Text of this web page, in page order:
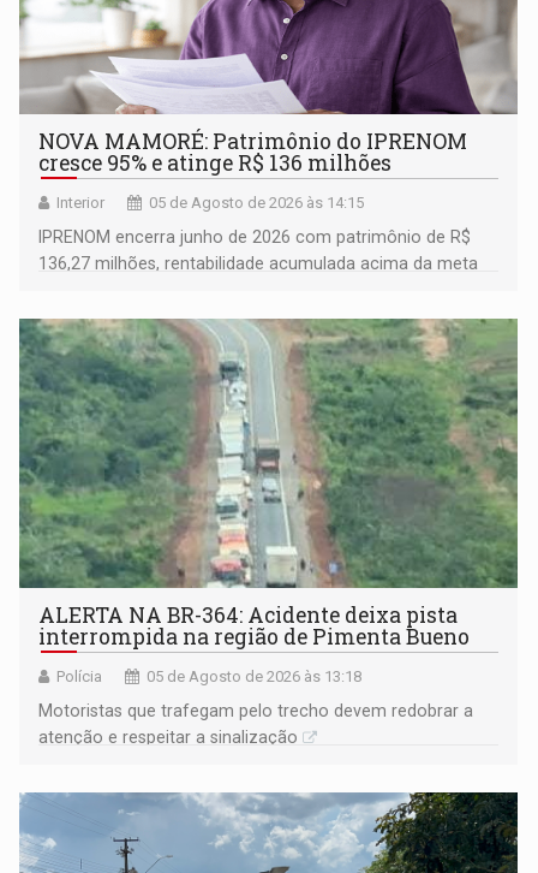
NOVA MAMORÉ: Patrimônio do IPRENOM
cresce 95% e atinge R$ 136 milhões
Interior 05 de Agosto de 2026 às 14:15
IPRENOM encerra junho de 2026 com patrimônio de R$
136,27 milhões, rentabilidade acumulada acima da meta
ALERTA NA BR-364: Acidente deixa pista
interrompida na região de Pimenta Bueno
Polícia 05 de Agosto de 2026 às 13:18
​Motoristas que trafegam pelo trecho devem redobrar a
atenção e respeitar a sinalização